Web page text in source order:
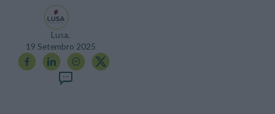
Lusa,
19 Setembro 2025